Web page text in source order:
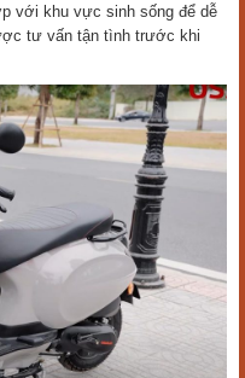
với khu vực sinh sống để dễ
tư vấn tận tình trước khi